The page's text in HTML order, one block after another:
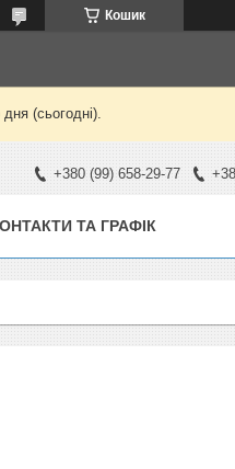
Кошик
(сьогодні).
+380 (99) 658-29-77
ТА ГРАФІК